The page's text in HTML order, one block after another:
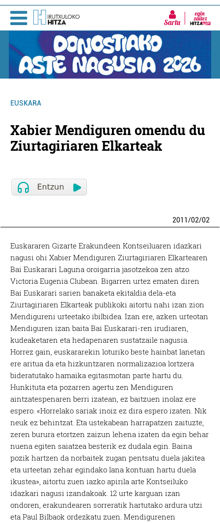
Sartu
EUSKARA
Xabier Mendiguren omendu du
Ziurtagiriaren Elkarteak
2011/02/02
Euskararen Gizarte Erakundeen Kontseiluaren idazkari
nagusi ohi Xabier Mendiguren Ziurtagiriaren Elkartearen
Bai Euskarari Laguna oroigarria jasotzekoa zen atzo
Victoria Eugenia Clubean. Bigarren urtez ematen diren
Bai Euskarari sarien banaketa ekitaldia dela-eta
Ziurtagiriaren Elkarteak publikoki aitortu nahi izan zion
Mendigureni urteetako ibilbidea. Izan ere, azken urteotan
Mendiguren izan baita Bai Euskarari-ren irudiaren,
kudeaketaren eta hedapenaren sustatzaile nagusia.
Horrez gain, euskararekin loturiko beste hainbat lanetan
ere aritua da eta hizkuntzaren normalizazioa lortzera
bideratutako hamaika egitasmotan parte hartu du.
Hunkituta eta pozarren agertu zen Mendiguren
aintzatespenaren berri izatean, ez baitzuen inolaz ere
espero. «Horrelako sariak inoiz ez dira espero izaten. Nik
neuk ez behintzat. Eta ustekabean harrapatzen zaituzte,
zeren burura etortzen zaizun lehena izaten da egin behar
nuena egiten saiatzea besterik ez dudala egin. Baina
pozik hartzen da norbaitek zugan pentsatu duela jakitea
eta urteetan zehar egindako lana kontuan hartu duela
ikustea», aitortu zuen iazko apirila arte Kontseiluko
idazkari nagusi izandakoak. 12 urte karguan izan
ondoren, erakundearen sorreratik hartutako ardura utzi
eta Paul Bilbaok ordezkatu zuen. Mendigurenen